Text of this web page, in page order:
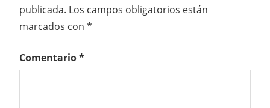
publicada. Los campos obligatorios están
marcados con *
Comentario*